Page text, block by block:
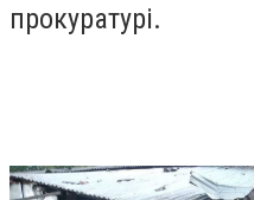
прокуратурі.